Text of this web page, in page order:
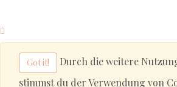
Got it!
Durch die weitere
stimmst du der Verwendung von